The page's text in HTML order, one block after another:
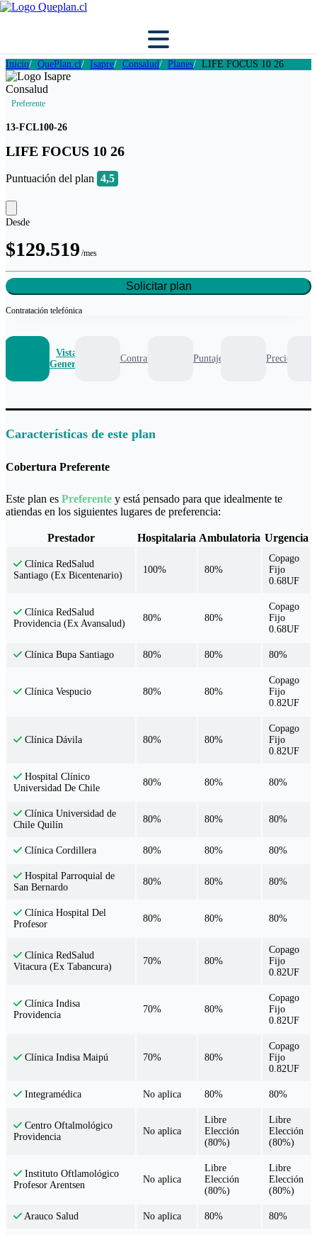
Inicio QuePlan.cl Isapre Consalud Planes LIFE FOCUS 10 26
Preferente
13-FCL100-26
LIFE FOCUS 10 26
Puntuación del plan 4,5
Desde
$129.519 /mes
Solicitar plan
Contratación telefónica
Vista
General
Contrato Puntaje Precio
Características de este plan
Cobertura Preferente
Este plan es Preferente y está pensado para que idealmente te
atiendas en los siguientes lugares de preferencia:
Prestador Hospitalaria Ambulatoria Urgencia
Clínica RedSalud
Santiago (Ex Bicentenario)
100% 80%
Copago
Fijo
0.68UF
Clínica RedSalud
Providencia (Ex Avansalud)
80% 80%
Copago
Fijo
0.68UF
Clínica Bupa Santiago 80% 80% 80%
Clínica Vespucio 80% 80%
Copago
Fijo
0.82UF
Clínica Dávila 80% 80%
Copago
Fijo
0.82UF
Hospital Clínico
Universidad De Chile
80% 80% 80%
Clínica Universidad de
Chile Quilín
80% 80% 80%
Clínica Cordillera 80% 80% 80%
Hospital Parroquial de
San Bernardo
80% 80% 80%
Clínica Hospital Del
Profesor
80% 80% 80%
Clínica RedSalud
Vitacura (Ex Tabancura)
70% 80%
Copago
Fijo
0.82UF
Clínica Indisa
Providencia
70% 80%
Copago
Fijo
0.82UF
Clínica Indisa Maipú 70% 80%
Copago
Fijo
0.82UF
Integramédica No aplica 80% 80%
Centro Oftalmológico
Providencia
No aplica
Libre
Elección
(80%)
Libre
Elección
(80%)
Instituto Oftlamológico
Profesor Arentsen
No aplica
Libre
Elección
(80%)
Libre
Elección
(80%)
Arauco Salud No aplica 80% 80%